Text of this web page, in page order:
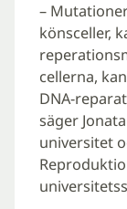
–
könsceller,
cellerna,
DNA-
säger
universitet